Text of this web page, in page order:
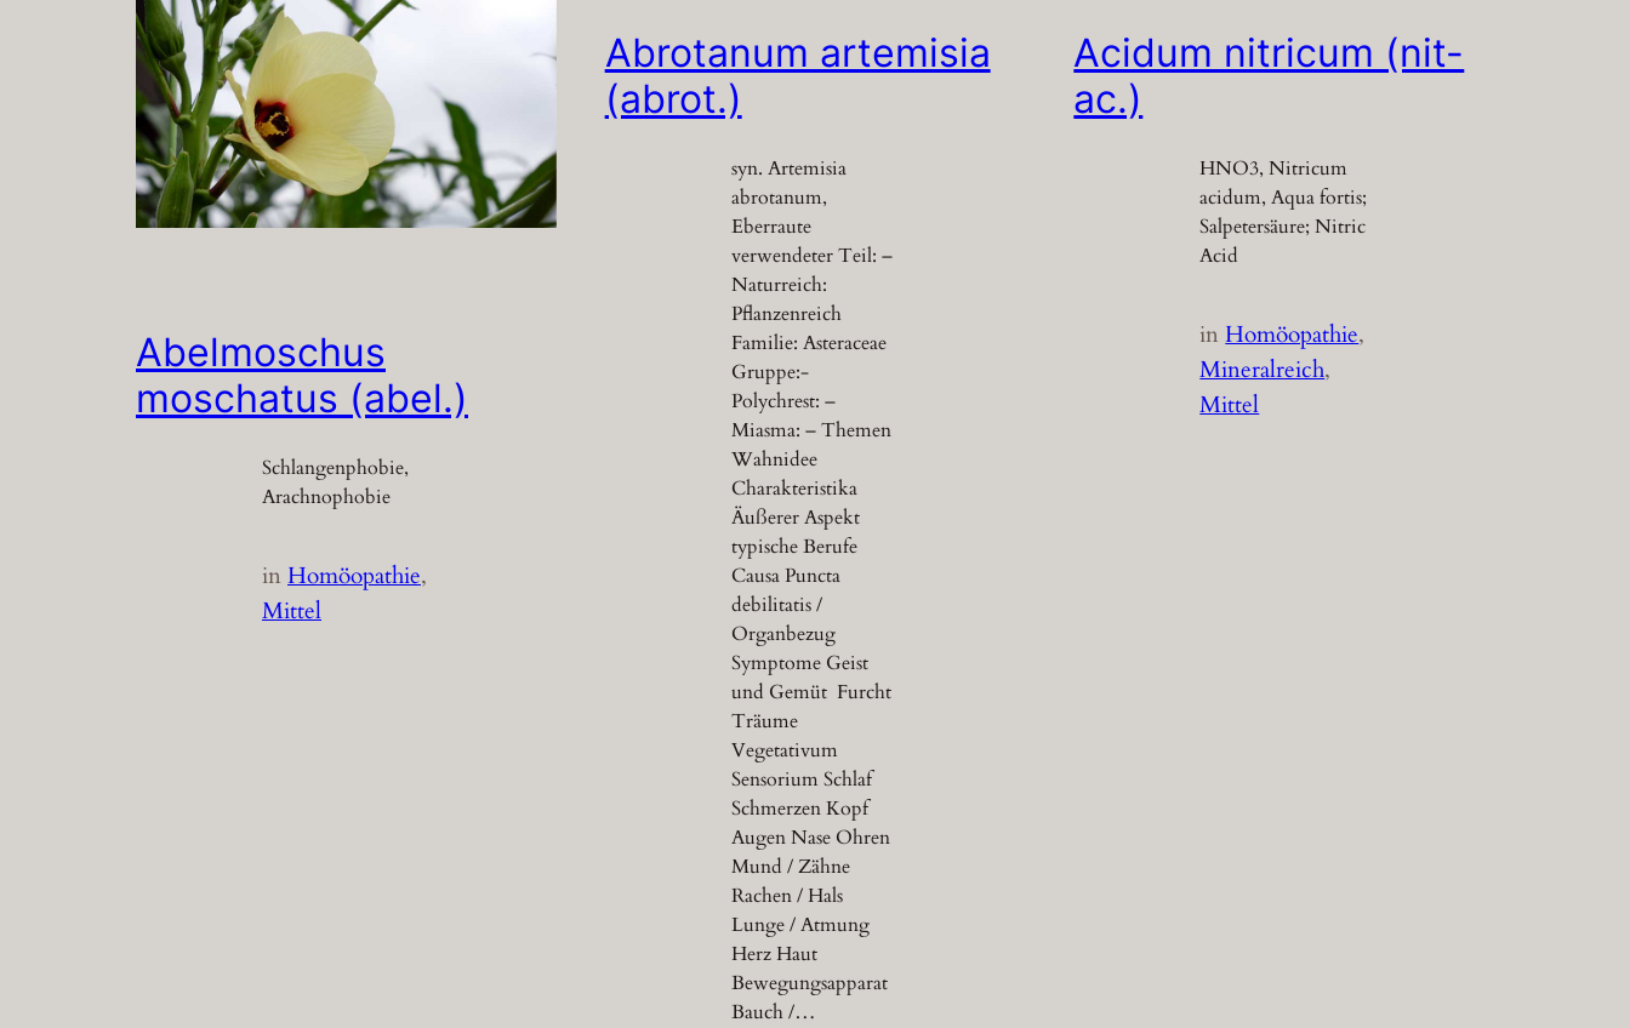
Abelmoschus
moschatus (abel.)
Schlangenphobie,
Arachnophobie
inHomöopathie
Mittel
Abrotanum artemisia
(abrot.)
syn. Artemisia
abrotanum,
Eberraute
verwendeter Teil: –
Naturreich:
Pflanzenreich
Familie: Asteraceae
Gruppe:-
Polychrest: –
Miasma: – Themen
Wahnidee
Charakteristika
Äußerer Aspekt
typische Berufe
Causa Puncta
debilitatis /
Organbezug
Symptome Geist
und Gemüt Furcht
Träume
Vegetativum
Sensorium Schlaf
Schmerzen Kopf
Augen Nase Ohren
Mund / Zähne
Rachen / Hals
Lunge / Atmung
Herz Haut
Bewegungsapparat
Bauch /…
Acidum nitricum (nit-
ac.)
HNO3, Nitricum
acidum, Aqua fortis;
Salpetersäure; Nitric
Acid
inHomöopathie
Mineralreich
Mittel